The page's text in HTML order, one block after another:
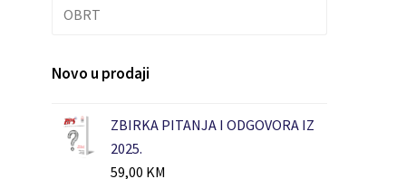
OBRT
Novo u prodaji
ZBIRKA PITANJA I ODGOVORA IZ
2025.
59,00 KM